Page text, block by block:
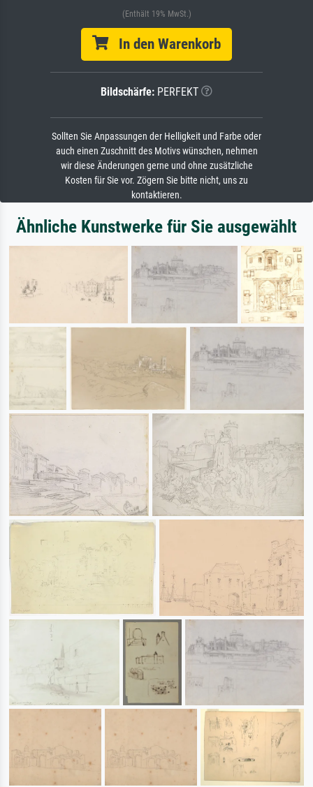
(Enthält 19% MwSt.)
In den Warenkorb
Bildschärfe: PERFEKT
Sollten Sie Anpassungen der Helligkeit und Farbe oder
auch einen Zuschnitt des Motivs wünschen, nehmen
wir diese Änderungen gerne und ohne zusätzliche
Kosten für Sie vor. Zögern Sie bitte nicht, uns zu
kontaktieren.
Ähnliche Kunstwerke für Sie ausgewählt